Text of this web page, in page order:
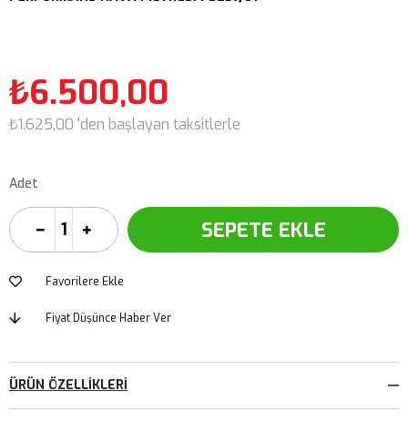
₺6.500,00
₺1.625,00 'den başlayan taksitlerle
Adet
Favorilere Ekle
Fiyat Düşünce Haber Ver
ÜRÜN ÖZELLIKLERI